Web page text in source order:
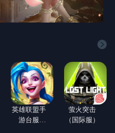
英雄联盟手
游台服
萤火突击
（国际服）